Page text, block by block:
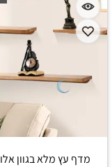
מדף עץ מלא בגוון